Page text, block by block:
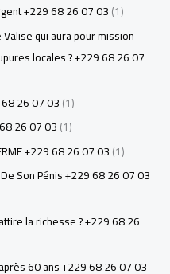
+229 68 26 07 03(1)
qui aura pour mission
locales ? +229 68 26 07
26 07 03(1)
26 07 03(1)
+229 68 26 07 03(1)
Son Pénis +229 68 26 07 03
la richesse ? +229 68 26
60 ans +229 68 26 07 03